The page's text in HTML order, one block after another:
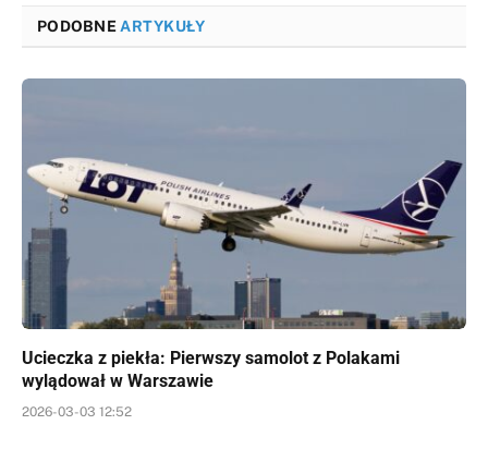
PODOBNE ARTYKUŁY
Ucieczka z piekła: Pierwszy samolot z Polakami
wylądował w Warszawie
2026-03-03 12:52